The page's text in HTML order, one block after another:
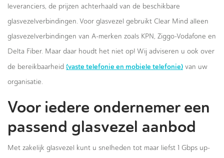
leveranciers, de prijzen achterhaald van de beschikbare
glasvezelverbindingen. Voor glasvezel gebruikt Clear Mind alleen
glasvezelverbindingen van A-merken zoals KPN, Ziggo-Vodafone en
Delta Fiber. Maar daar houdt het niet op! Wij adviseren u ook over
de bereikbaarheid (vaste telefonie en mobiele telefonie) van uw
organisatie.
Voor iedere ondernemer een
passend glasvezel aanbod
Met zakelijk glasvezel kunt u snelheden tot maar liefst 1 Gbps up-